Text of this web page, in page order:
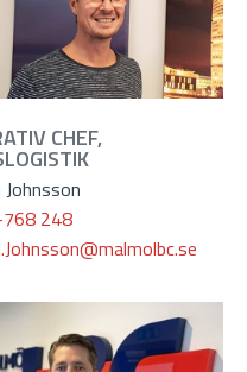
CHEF,
Johnsson
248